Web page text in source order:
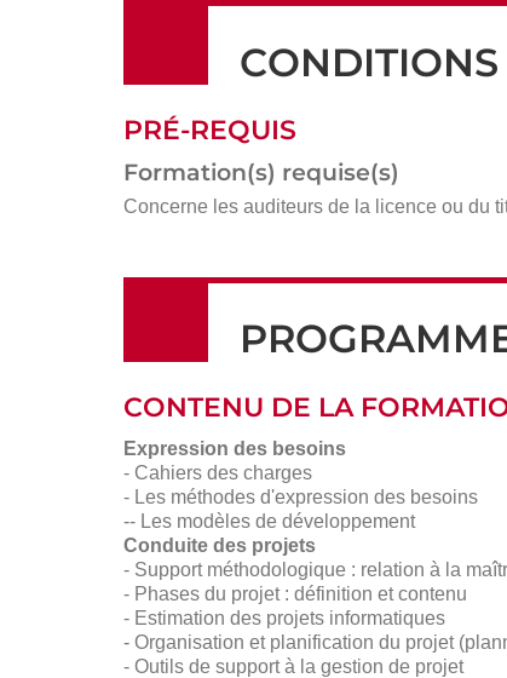
CONDITIONS
PRÉ-REQUIS
Formation(s) requise(s)
Concerne les auditeurs de la licence ou du
CONTENU DE LA
Expression des besoins
- Cahiers des charges
- Les méthodes d'expression des besoins
-- Les modèles de développement
Conduite des projets
- Support méthodologique : relation à la
- Phases du projet : définition et contenu
- Estimation des projets informatiques
- Organisation et planification du projet
- Outils de support à la gestion de projet